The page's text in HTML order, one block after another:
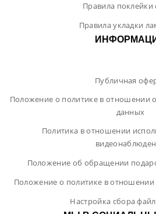
Правила поклейки
Правила укладки
Публичная
Положение о политике в отношении
данных
Политика в отношении
Положение об обращении
Положение о политике в
Настройка сбора